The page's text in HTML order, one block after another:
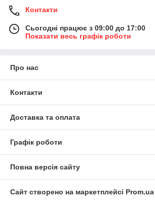
Контакти
Сьогодні працює з 09:00 до 17:00
Показати весь графік роботи
Про нас
Контакти
Доставка та оплата
Графік роботи
Повна версія сайту
Сайт створено на маркетплейсі Prom.ua